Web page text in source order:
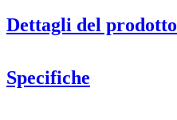
Dettagli del prodotto
Specifiche